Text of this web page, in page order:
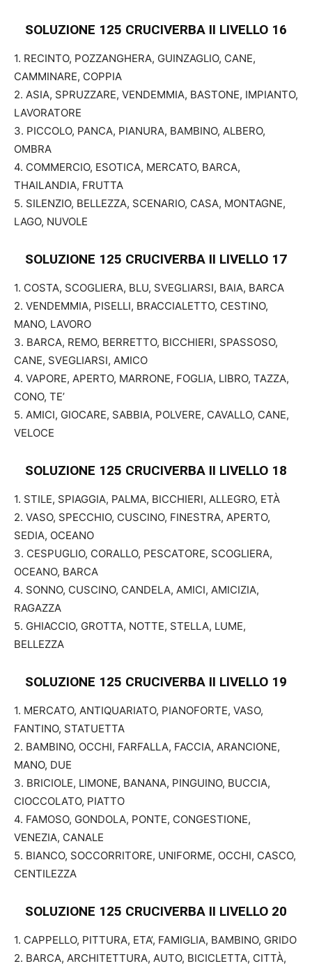
SOLUZIONE 125 CRUCIVERBA II LIVELLO 16
1. RECINTO, POZZANGHERA, GUINZAGLIO, CANE,
CAMMINARE, COPPIA
2. ASIA, SPRUZZARE, VENDEMMIA, BASTONE, IMPIANTO,
LAVORATORE
3. PICCOLO, PANCA, PIANURA, BAMBINO, ALBERO,
OMBRA
4. COMMERCIO, ESOTICA, MERCATO, BARCA,
THAILANDIA, FRUTTA
5. SILENZIO, BELLEZZA, SCENARIO, CASA, MONTAGNE,
LAGO, NUVOLE
SOLUZIONE 125 CRUCIVERBA II LIVELLO 17
1. COSTA, SCOGLIERA, BLU, SVEGLIARSI, BAIA, BARCA
2. VENDEMMIA, PISELLI, BRACCIALETTO, CESTINO,
MANO, LAVORO
3. BARCA, REMO, BERRETTO, BICCHIERI, SPASSOSO,
CANE, SVEGLIARSI, AMICO
4. VAPORE, APERTO, MARRONE, FOGLIA, LIBRO, TAZZA,
CONO, TE’
5. AMICI, GIOCARE, SABBIA, POLVERE, CAVALLO, CANE,
VELOCE
SOLUZIONE 125 CRUCIVERBA II LIVELLO 18
1. STILE, SPIAGGIA, PALMA, BICCHIERI, ALLEGRO, ETÀ
2. VASO, SPECCHIO, CUSCINO, FINESTRA, APERTO,
SEDIA, OCEANO
3. CESPUGLIO, CORALLO, PESCATORE, SCOGLIERA,
OCEANO, BARCA
4. SONNO, CUSCINO, CANDELA, AMICI, AMICIZIA,
RAGAZZA
5. GHIACCIO, GROTTA, NOTTE, STELLA, LUME,
BELLEZZA
SOLUZIONE 125 CRUCIVERBA II LIVELLO 19
1. MERCATO, ANTIQUARIATO, PIANOFORTE, VASO,
FANTINO, STATUETTA
2. BAMBINO, OCCHI, FARFALLA, FACCIA, ARANCIONE,
MANO, DUE
3. BRICIOLE, LIMONE, BANANA, PINGUINO, BUCCIA,
CIOCCOLATO, PIATTO
4. FAMOSO, GONDOLA, PONTE, CONGESTIONE,
VENEZIA, CANALE
5. BIANCO, SOCCORRITORE, UNIFORME, OCCHI, CASCO,
CENTILEZZA
SOLUZIONE 125 CRUCIVERBA II LIVELLO 20
1. CAPPELLO, PITTURA, ETA’, FAMIGLIA, BAMBINO, GRIDO
2. BARCA, ARCHITETTURA, AUTO, BICICLETTA, CITTÀ,